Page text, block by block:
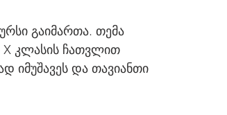
გაიმართა. თემა
X კლასის ჩათვლით
იმუშავეს და თავიანთი